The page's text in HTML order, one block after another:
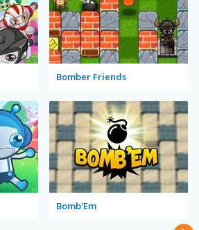
Bomber Friends
Bomb'Em